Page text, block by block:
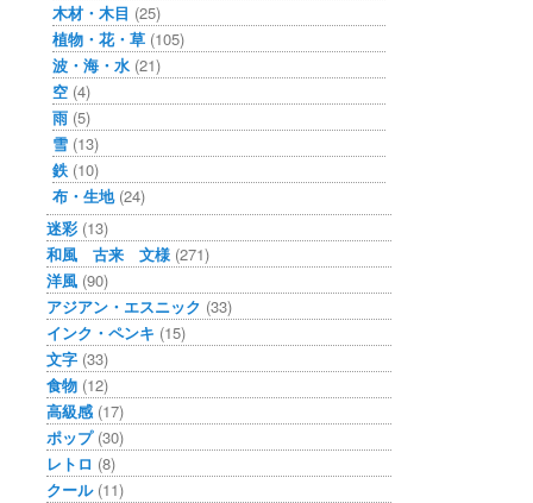
木材・木目 (25)
植物・花・草 (105)
波・海・水 (21)
空 (4)
雨 (5)
雪 (13)
鉄 (10)
布・生地(24)
迷彩 (13)
和風 古来 文様 (271)
洋風 (90)
アジアン・エスニック (33)
インク・ペンキ (15)
文字 (33)
食物 (12)
高級感 (17)
ポップ(30)
レトロ (8)
クール(11)